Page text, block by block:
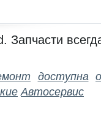
Запчасти
доступна
Автосервис